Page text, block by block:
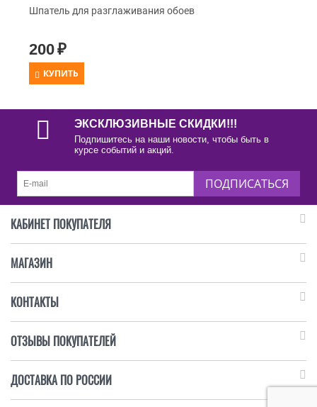
Шпатель для разглаживания обоев
200₽
КУПИТЬ
ЭКСКЛЮЗИВНЫЕ СКИДКИ!!!
Подпишитесь на наши новости, чтобы быть в
курсе событий и акций.
ПОДПИСАТЬСЯ
КАБИНЕТ ПОКУПАТЕЛЯ
МАГАЗИН
КОНТАКТЫ
ОТЗЫВЫ ПОКУПАТЕЛЕЙ
ДОСТАВКА ПО РОССИИ